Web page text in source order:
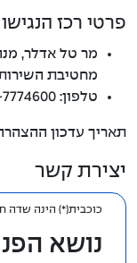
פרטי רכז
מר טל אדלר,
מחטיבת
טלפון: 077-7774600
תאריך עדכון ההצהרה: 08/04/
יצירת קשר
כוכבית(*) הינה שדה
נושא